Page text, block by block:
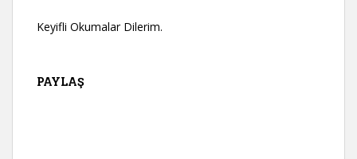
Keyifli Okumalar Dilerim.
PAYLAŞ